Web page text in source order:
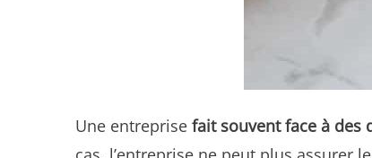
Une entreprise fait souvent face à des